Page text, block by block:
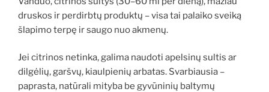
druskos ir perdirbtų produktų – visa tai palaiko sveiką
šlapimo terpę ir saugo nuo akmenų.
Jei citrinos netinka, galima naudoti apelsinų sultis ar
dilgėlių, garšvų, kiaulpienių arbatas. Svarbiausia –
paprasta, natūrali mityba be gyvūninių baltymų